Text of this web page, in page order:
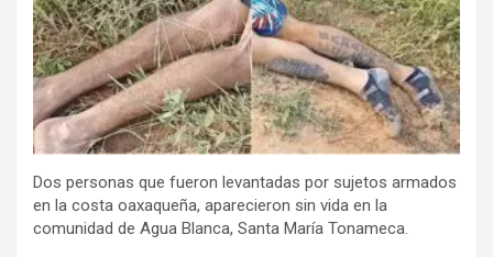
Dos personas que fueron levantadas por sujetos armados
en la costa oaxaqueña, aparecieron sin vida en la
comunidad de Agua Blanca, Santa María Tonameca.